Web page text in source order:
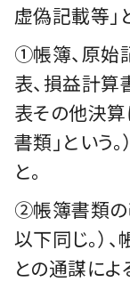
虚偽記載等」
①帳簿、原始
表、損益計算
表その他決算
書類」という
と。
②帳簿書類の
以下同じ。）
との通謀によ